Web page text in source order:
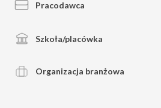
Pracodawca
Szkoła/placówka
Organizacja branżowa